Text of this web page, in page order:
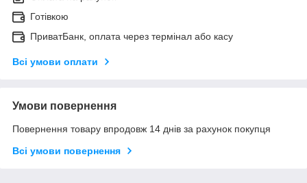
Готівкою
ПриватБанк, оплата через термінал або касу
Всі умови оплати
Умови повернення
Повернення товару впродовж 14 днів за рахунок покупця
Всі умови повернення